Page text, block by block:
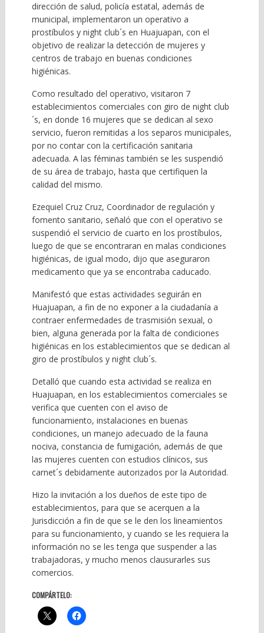
dirección de salud, policía estatal, además de
municipal, implementaron un operativo a
prostíbulos y night club´s en Huajuapan, con el
objetivo de realizar la detección de mujeres y
centros de trabajo en buenas condiciones
higiénicas.
Como resultado del operativo, visitaron 7
establecimientos comerciales con giro de night club
´s, en donde 16 mujeres que se dedican al sexo
servicio, fueron remitidas a los separos municipales,
por no contar con la certificación sanitaria
adecuada. A las féminas también se les suspendió
de su área de trabajo, hasta que certifiquen la
calidad del mismo.
Ezequiel Cruz Cruz, Coordinador de regulación y
fomento sanitario, señaló que con el operativo se
suspendió el servicio de cuarto en los prostíbulos,
luego de que se encontraran en malas condiciones
higiénicas, de igual modo, dijo que aseguraron
medicamento que ya se encontraba caducado.
Manifestó que estas actividades seguirán en
Huajuapan, a fin de no exponer a la ciudadanía a
contraer enfermedades de trasmisión sexual, o
bien, alguna generada por la falta de condiciones
higiénicas en los establecimientos que se dedican al
giro de prostíbulos y night club´s.
Detalló que cuando esta actividad se realiza en
Huajuapan, en los establecimientos comerciales se
verifica que cuenten con el aviso de
funcionamiento, instalaciones en buenas
condiciones, un manejo adecuado de la fauna
nociva, constancia de fumigación, además de que
las mujeres cuenten con estudios clínicos, sus
carnet´s debidamente autorizados por la Autoridad.
Hizo la invitación a los dueños de este tipo de
establecimientos, para que se acerquen a la
Jurisdicción a fin de que se le den los lineamientos
para su funcionamiento, y cuando se les requiera la
información no se les tenga que suspender a las
trabajadoras, y mucho menos clausurarles sus
comercios.
COMPÁRTELO: